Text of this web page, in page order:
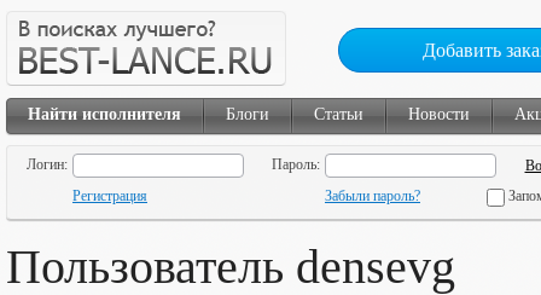
Добавить
Найти исполнителя Блоги Статьи Новости
Логин:
Пароль:
Регистрация
Забыли пароль?
Пользователь densevg